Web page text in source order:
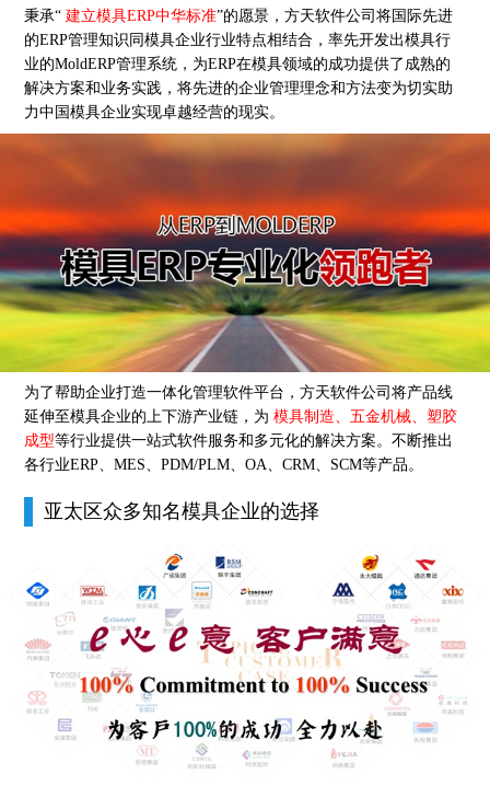
秉承“建立模具ERP中华标准”的愿景，方天软件公司将国际先进
的ERP管理知识同模具企业行业特点相结合，率先开发出模具行
业的MoldERP管理系统，为ERP在模具领域的成功提供了成熟的
解决方案和业务实践，将先进的企业管理理念和方法变为切实助
力中国模具企业实现卓越经营的现实。
为了帮助企业打造一体化管理软件平台，方天软件公司将产品线
延伸至模具企业的上下游产业链，为模具制造、五金机械、塑胶
成型等行业提供一站式软件服务和多元化的解决方案。不断推出
各行业ERP、MES、PDM/PLM、OA、CRM、SCM等产品。
亚太区众多知名模具企业的选择